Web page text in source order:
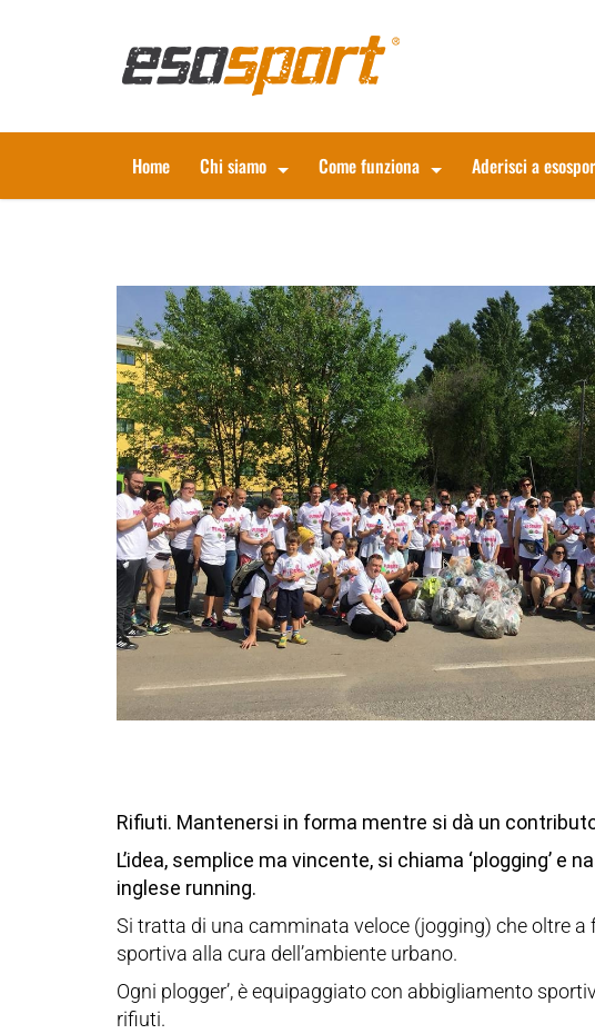
Home Chi siamo Come funziona Aderisci a
Rifiuti. Mantenersi in forma mentre si dà un
L’idea, semplice ma vincente, si chiama ‘plogging’
inglese running.
Si tratta di una camminata veloce (jogging) che oltre a
sportiva alla cura dell’ambiente urbano.
Ogni plogger’, è equipaggiato con abbigliamento
rifiuti.